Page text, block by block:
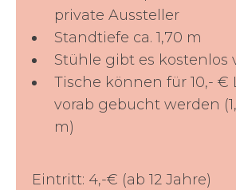
private Aussteller
Standtiefe ca. 1,70 m
Stühle gibt es kostenlos
Tische können für 10,-
vorab gebucht werden
m)
Eintritt: 4,-€ (ab 12 Jahre)